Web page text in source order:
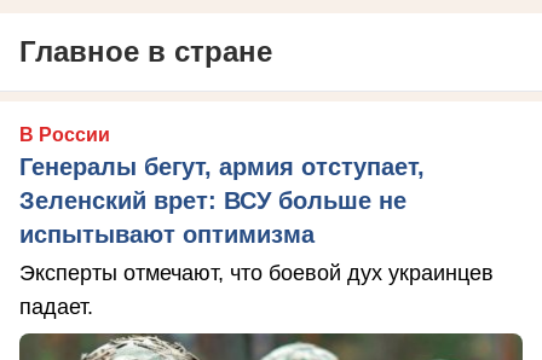
Главное в стране
В России
Генералы бегут, армия отступает,
Зеленский врет: ВСУ больше не
испытывают оптимизма
Эксперты отмечают, что боевой дух украинцев
падает.